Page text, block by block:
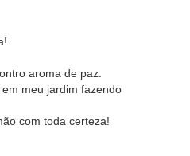
aroma de paz.
meu jardim fazendo
com toda certeza!